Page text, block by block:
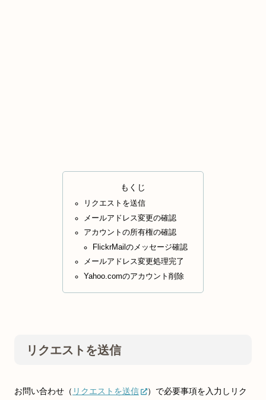
もくじ
リクエストを送信
メールアドレス変更の確認
アカウントの所有権の確認
FlickrMailのメッセージ確認
メールアドレス変更処理完了
Yahoo.comのアカウント削除
リクエストを送信
お問い合わせ（ リクエストを送信
）で必要事項を入力しリク